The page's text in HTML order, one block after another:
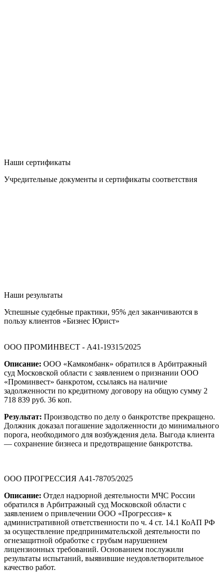
Наши сертификаты
Учредительные документы и сертификаты соответствия
Наши результаты
Успешные судебные практики, 95% дел заканчиваются в
пользу клиентов «Бизнес Юрист»
ООО ПРОМИНВЕСТ - А41-19315/2025
Описание: ООО «Камкомбанк» обратился в Арбитражный
суд Московской области с заявлением о признании ООО
«Проминвест» банкротом, ссылаясь на наличие
задолженности по кредитному договору на общую сумму 2
718 839 руб. 36 коп.
Результат: Производство по делу о банкротстве прекращено.
Должник доказал погашение задолженности до минимального
порога, необходимого для возбуждения дела. Выгода клиента
— сохранение бизнеса и предотвращение банкротства.
ООО ПРОГРЕССИЯ А41-78705/2025
Описание: Отдел надзорной деятельности МЧС России
обратился в Арбитражный суд Московской области с
заявлением о привлечении ООО «Прогрессия» к
административной ответственности по ч. 4 ст. 14.1 КоАП РФ
за осуществление предпринимательской деятельности по
огнезащитной обработке с грубым нарушением
лицензионных требований. Основанием послужили
результаты испытаний, выявившие неудовлетворительное
качество работ.